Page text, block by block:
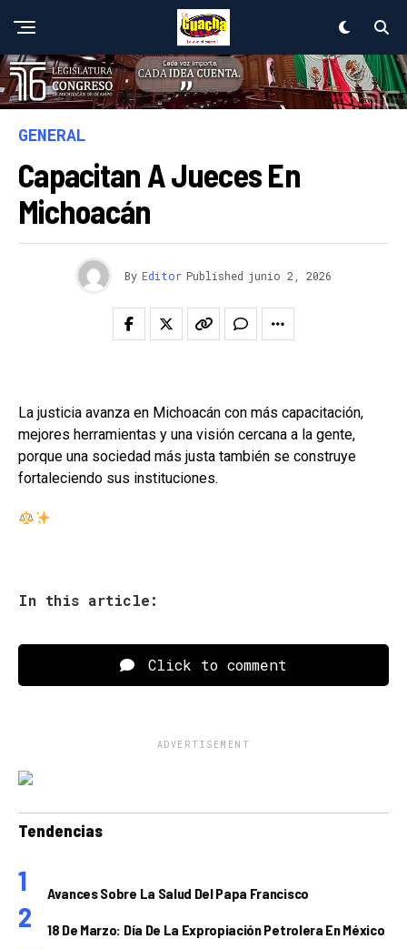
GENERAL
Capacitan A Jueces En
Michoacán
By Editor Published junio 2, 2026
La justicia avanza en Michoacán con más capacitación,
mejores herramientas y una visión cercana a la gente,
porque una sociedad más justa también se construye
fortaleciendo sus instituciones.
In this article:
Click to comment
ADVERTISEMENT
Tendencias
Avances Sobre La Salud Del Papa Francisco
18 De Marzo: Día De La Expropiación Petrolera En México